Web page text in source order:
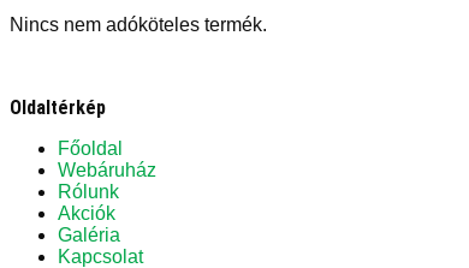
Nincs nem adóköteles termék.
Oldaltérkép
Főoldal
Webáruház
Rólunk
Akciók
Galéria
Kapcsolat